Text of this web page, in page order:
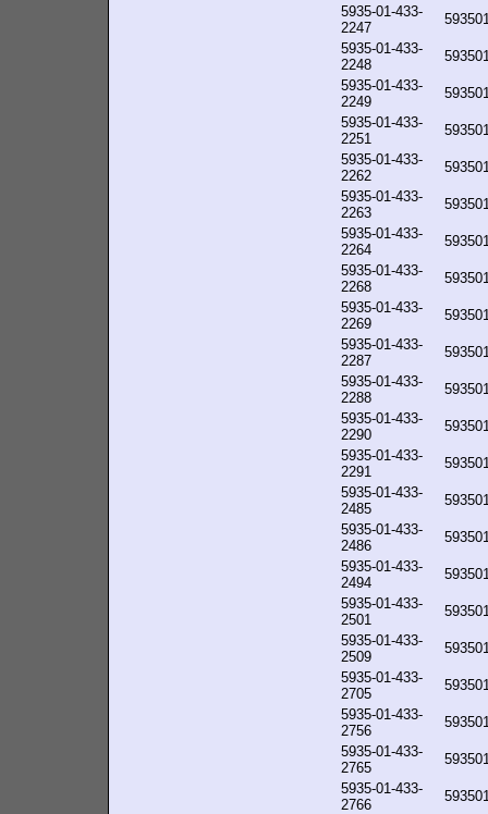
5935-01-433-
2247
5935-01-433-
2248
5935-01-433-
2249
5935-01-433-
2251
5935-01-433-
2262
5935-01-433-
2263
5935-01-433-
2264
5935-01-433-
2268
5935-01-433-
2269
5935-01-433-
2287
5935-01-433-
2288
5935-01-433-
2290
5935-01-433-
2291
5935-01-433-
2485
5935-01-433-
2486
5935-01-433-
2494
5935-01-433-
2501
5935-01-433-
2509
5935-01-433-
2705
5935-01-433-
2756
5935-01-433-
2765
5935-01-433-
2766